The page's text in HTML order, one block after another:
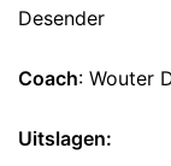
Desender
Coach: Wouter
Uitslagen: